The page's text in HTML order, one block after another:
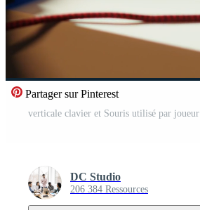
Partager sur Pinterest
DC Studio
206 384 Ressources